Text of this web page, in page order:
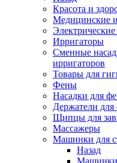
Красота и
Медицинские
Ирригаторы
Сменные
ирригаторов
Товары для
Фены
Насадки для
Держатели для
Щипцы для
Массажеры
Машинки для
Назад
Машинки